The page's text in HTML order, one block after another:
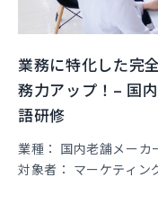
業務に特化した完
務力アップ！– 国
語研修
業種
国内老舗メーカ
対象者
マーケティン